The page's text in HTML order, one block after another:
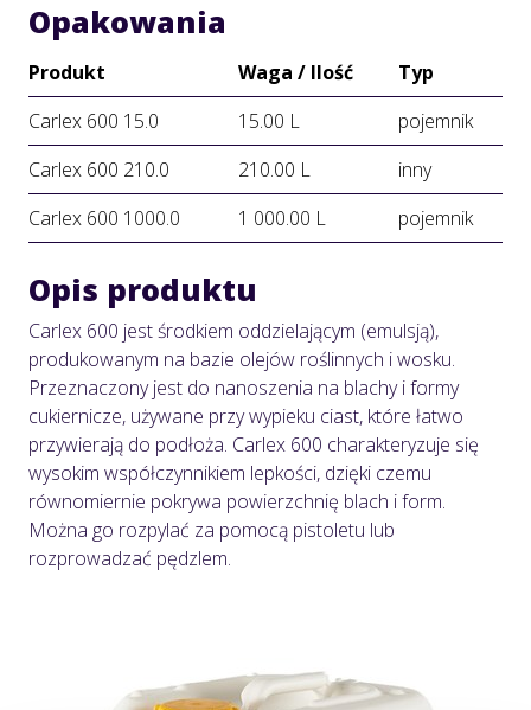
Opakowania
Produkt Waga / Ilość
Typ
Carlex 600 15.0
15.00 L
pojemnik
Carlex 600 210.0
210.00 L
inny
Carlex 600 1000.0
1 000.00 L pojemnik
Opis produktu
Carlex 600 jest środkiem oddzielającym (emulsją),
produkowanym na bazie olejów roślinnych i wosku.
Przeznaczony jest do nanoszenia na blachy i formy
cukiernicze, używane przy wypieku ciast, które łatwo
przywierają do podłoża. Carlex 600 charakteryzuje się
wysokim współczynnikiem lepkości, dzięki czemu
równomiernie pokrywa powierzchnię blach i form.
Można go rozpylać za pomocą pistoletu lub
rozprowadzać pędzlem.